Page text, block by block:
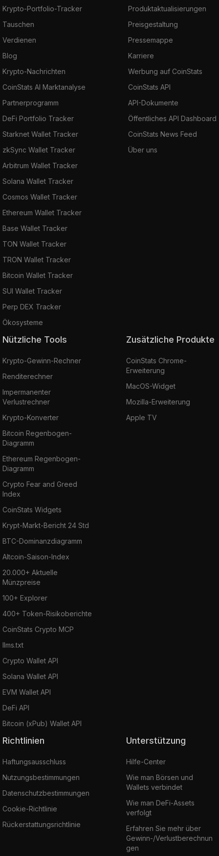
Krypto-Portfolio-Tracker
Tauschen
Verdienen
Blog
Krypto-Nachrichten
CoinStats AI Marktanalyse
Partnerprogramm
DeFi Portfolio Tracker
Starknet Wallet Tracker
zkSync Wallet Tracker
Arbitrum Wallet Tracker
Solana Wallet Tracker
Cosmos Wallet Tracker
Ethereum Wallet Tracker
Base Wallet Tracker
TON Wallet Tracker
TRON Wallet Tracker
Bitcoin Wallet Tracker
SUI Wallet Tracker
Perp DEX Tracker
Ökosysteme
Produktaktualisierungen
Preisgestaltung
Pressemappe
Karriere
Werbung auf CoinStats
CoinStats API
API-Dokumente
Öffentliches API Dashboard
CoinStats News Feed
Über uns
Nützliche Tools
Krypto-Gewinn-Rechner
Renditerechner
Impermanenter
Verlustrechner
Krypto-Konverter
Bitcoin Regenbogen-
Diagramm
Ethereum Regenbogen-
Diagramm
Crypto Fear and Greed
Index
CoinStats Widgets
Krypt-Markt-Bericht 24 Std
BTC-Dominanzdiagramm
Altcoin-Saison-Index
20.000+ Aktuelle
Münzpreise
100+ Explorer
400+ Token-Risikoberichte
CoinStats Crypto MCP
llms.txt
Crypto Wallet API
Solana Wallet API
EVM Wallet API
DeFi API
Bitcoin (xPub) Wallet API
Zusätzliche Produkte
CoinStats Chrome-
Erweiterung
MacOS-Widget
Mozilla-Erweiterung
Apple TV
Richtlinien
Haftungsausschluss
Nutzungsbestimmungen
Datenschutzbestimmungen
Cookie-Richtlinie
Rückerstattungsrichtlinie
Unterstützung
Hilfe-Center
Wie man Börsen und
Wallets verbindet
Wie man DeFi-Assets
verfolgt
Erfahren Sie mehr über
Gewinn-/Verlustberechnun
gen